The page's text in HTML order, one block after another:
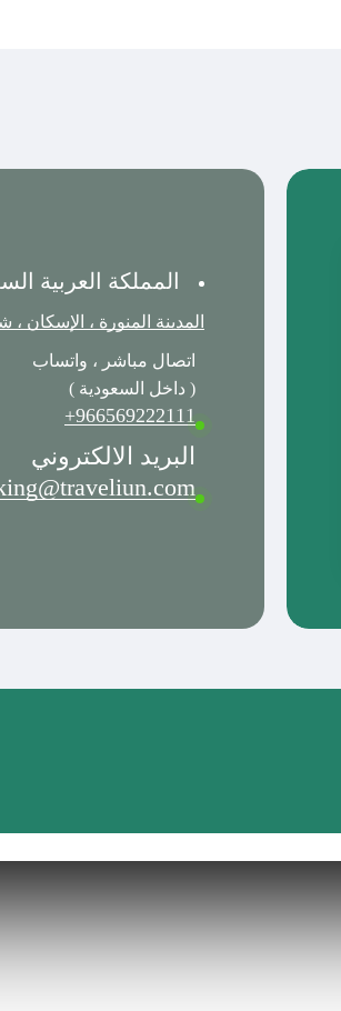
المملكة العربية
المدينة المنورة ، الإسكان ،
اتصال مباشر ، واتساب
( داخل السعودية )
966569222111+
البريد الالكتروني